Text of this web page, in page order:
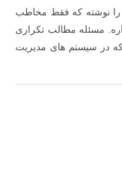
را نوشته که فقط مخاطب
مسئله مطالب تکراری
در سیستم های مدیریت